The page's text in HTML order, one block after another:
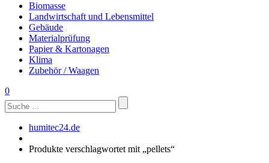
Biomasse
Landwirtschaft und Lebensmittel
Gebäude
Materialprüfung
Papier & Kartonagen
Klima
Zubehör / Waagen
0
Suchen
nach:
humitec24.de
Produkte verschlagwortet mit „pellets“